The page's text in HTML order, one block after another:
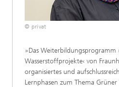
© privat
»Das Weiterbildungsprogramm
Wasserstoffprojekte‹ von
organisiertes und
Lernphasen zum Thema